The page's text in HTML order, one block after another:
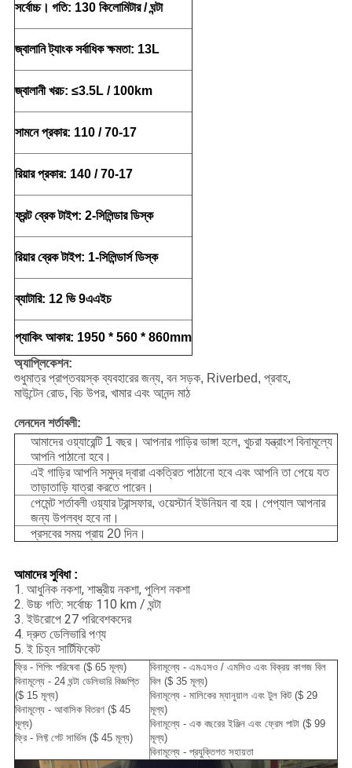
সর্বোচ্চ। গতি: 130 কিলোমিটার / ঘন্টা
জ্বালানি ট্যাংক সর্বাধিক ক্ষমতা: 13L
জ্বালানী খরচ: ≤3.5L / 100km
সামনে প্রকার: 110 / 70-17
রিয়ার প্রকার: 140 / 70-17
ফ্রন্ট ব্রেক টাইপ: 2-সিলিন্ডার ডিস্ক
রিয়ার ব্রেক টাইপ: 1-সিলিন্ডার্স ডিস্ক
ব্যাটারি: 12 ভি 9এএইচ
প্যাকিং আকার: 1950 * 560 * 860mm
অ্যাপ্লিকেশন:
শুধুমাত্র প্রাপ্তবয়স্ক ব্যবহারের জন্য, বন সড়ক, Riverbed, প্রবাহ,
মাউন্টেন রোড, বিচ উপর, খামার এবং আনন্দ মাঠ
লেনদেন শর্তাবলী:
আমাদের ওয়্যারেন্টি 1 বছর। আপনার গাড়ির ভাঙ্গা হলে, খুচরা যন্ত্রাংশ বিনামূল্যে
আপনি পাঠানো হবে।
এই গাড়ির আপনি সমুদ্র দ্বারা একত্রিত পাঠানো হবে এবং আপনি তা পেয়ে যত
তাড়াতাড়ি যাত্রা করতে পারেন।
পেমেন্ট শর্তাবলী ওয়্যার ট্রান্সফার, ওয়েস্টার্ন ইউনিয়ন বা হয়। পেপ্যাল ​​আপনার
জন্য উপলব্ধ হবে না।
প্রসবের সময় প্রায় 20 দিন।
আমাদের সুবিধা :
1. আধুনিক নকশা, শাস্ত্রীয় নকশা, পুলিশ নকশা
2. উচ্চ গতি: সর্বোচ্চ 110 km / ঘন্টা
3. ইউরোপে 27 পরিবেশকদের
4. দ্রুত ডেলিভারি পণ্য
5. ই চিহ্ন সার্টিফিকেট
ফ্রি - শিপিং পরিষেবা ($ 65 মূল্য)
বিনামূল্যে - 24 ঘন্টা ডেলিভারি বিজ্ঞপ্তি
($ 15 মূল্য)
বিনামূল্যে - আবাসিক বিতরণ ($ 45
মূল্য)
ফ্রি - লিফ্ট গেট সার্ভিস ($ 45 মূল্য)
বিনামূল্যে - এমএসও / এমসিও এবং বিক্রয় কাগজ বিল
বিল ($ 35 মূল্য)
বিনামূল্যে - মালিকের ম্যানুয়াল এবং টুল কিট ($ 29
মূল্য)
বিনামূল্যে - এক বছরের ইঞ্জিন এবং ফ্রেম পাটা ($ 99
মূল্য)
বিনামূল্যে - প্রযুক্তিগত সহায়তা